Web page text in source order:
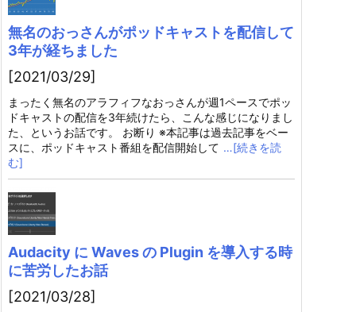
無名のおっさんがポッドキャストを配信して
3年が経ちました
[2021/03/29]
まったく無名のアラフィフなおっさんが週1ペースでポッ
ドキャストの配信を3年続けたら、こんな感じになりまし
た、というお話です。 お断り ※本記事は過去記事をベー
スに、ポッドキャスト番組を配信開始して …[続きを読
む]
Audacity に Waves の Plugin を導入する時
に苦労したお話
[2021/03/28]